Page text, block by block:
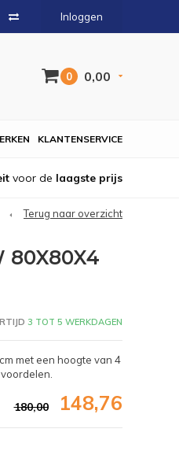
Inloggen
0 0,00
KLANTENSERVICE
voor de laagste prijs
Terug naar overzicht
80X80X4
3 TOT 5 WERKDAGEN
met een hoogte van 4
180,00 148,76